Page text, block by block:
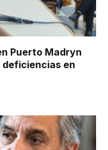
Puerto Madryn
en